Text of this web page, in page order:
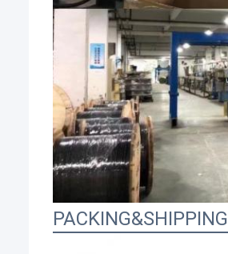
PACKING&SHIPPING